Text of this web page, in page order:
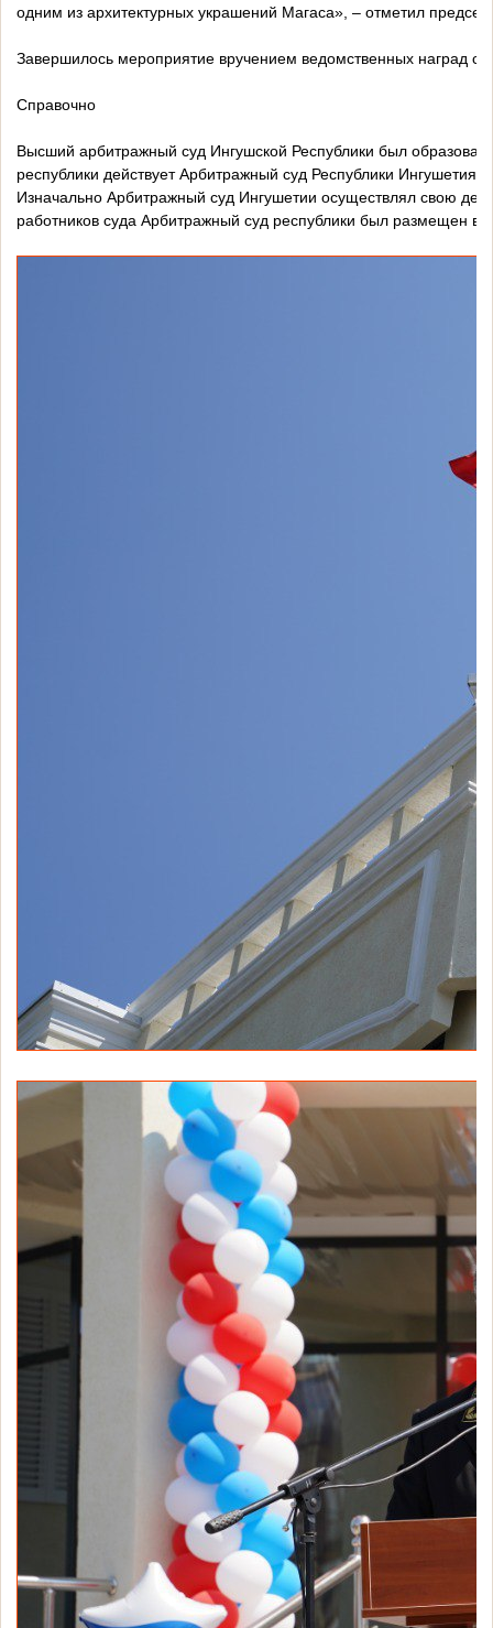
одним из архитектурных украшений Магаса», – отметил
Завершилось мероприятие вручением ведомственных наград
Справочно
Высший арбитражный суд Ингушской Республики был
республики действует Арбитражный суд Республики Ингушетия.
Изначально Арбитражный суд Ингушетии осуществлял свою
работников суда Арбитражный суд республики был размещен в